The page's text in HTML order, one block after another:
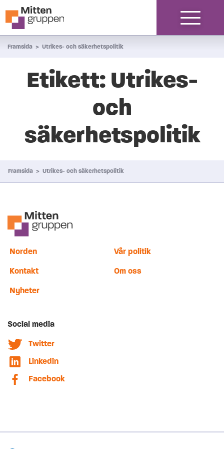
Hoppa till innehåll
Framsida > Utrikes- och säkerhetspolitik
Etikett: Utrikes-
och
säkerhetspolitik
Framsida > Utrikes- och säkerhetspolitik
Norden Vår politik
Kontakt Om oss
Nyheter
Social media
Twitter
Linkedin
Facebook